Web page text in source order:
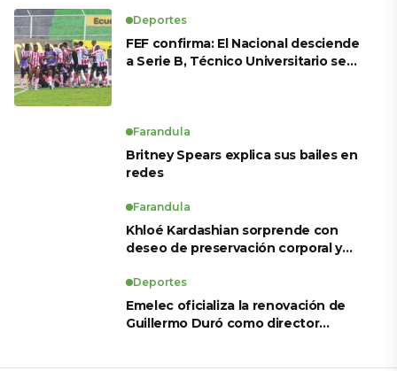
Deportes
FEF confirma: El Nacional desciende
a Serie B, Técnico Universitario se
Farandula
Britney Spears explica sus bailes en
redes
Farandula
Khloé Kardashian sorprende con
deseo de preservación corporal y
Deportes
Emelec oficializa la renovación de
Guillermo Duró como director